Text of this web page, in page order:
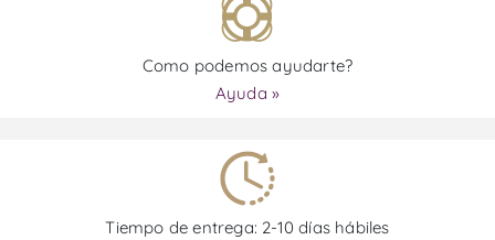
Como podemos ayudarte?
Ayuda »
Tiempo de entrega: 2-10 días hábiles